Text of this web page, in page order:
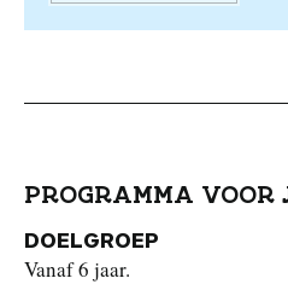
PROGRAMMA VOOR
DOELGROEP
Vanaf 6 jaar.